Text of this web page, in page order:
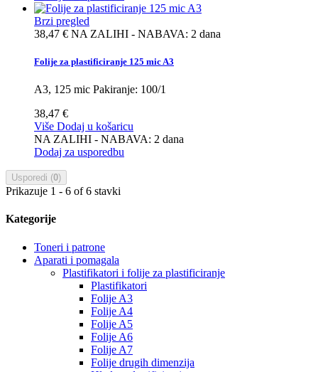
Brzi pregled
38,47 € NA ZALIHI - NABAVA: 2 dana
Folije za plastificiranje 125 mic A3
A3, 125 mic Pakiranje: 100/1
38,47 €
Više Dodaj u košaricu
NA ZALIHI - NABAVA: 2 dana
Dodaj za usporedbu
Usporedi (0)
Prikazuje 1 - 6 of 6 stavki
Kategorije
Toneri i patrone
Aparati i pomagala
Plastifikatori i folije za plastificiranje
Plastifikatori
Folije A3
Folije A4
Folije A5
Folije A6
Folije A7
Folije drugih dimenzija